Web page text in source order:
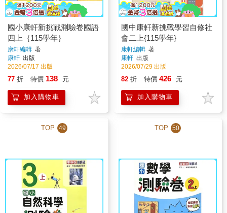
國小康軒新挑戰測驗卷國語
四上｛115學年｝
康軒編輯 著
康軒 出版
2026/07/17 出版
77 折 特價 138 元
加入購物車
國中康軒新挑戰學習自修社
會二上{115學年}
康軒編輯 著
康軒 出版
2026/07/29 出版
82 折 特價 426 元
加入購物車
TOP 49 TOP 50